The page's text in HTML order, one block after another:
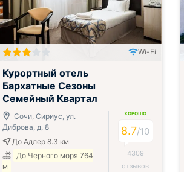
Wi-Fi
Курортный отель
Бархатные Сезоны
Семейный Квартал
Сочи, Сириус, ул.
Диброва, д. 8
До Адлер 8.3 км
До Черного моря 764
м
ХОРОШО
8.7/10
4309
отзывов